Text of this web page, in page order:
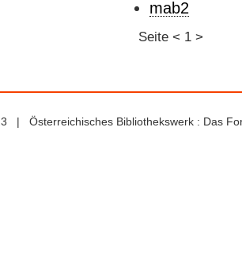
mab2
Seite < 1 >
| Österreichisches Bibliothekswerk : Das